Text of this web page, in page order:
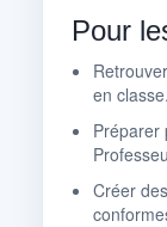
Pour
en classe.
Préparer
Créer